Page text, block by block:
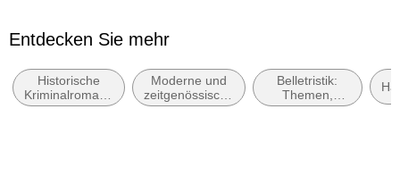
Autor/Autorin
Verlag/Hersteller
Rowohlt Taschenbuch Verlag
Entdecken Sie mehr
Historische
Kriminalromane
und Mystery
Moderne und
zeitgenössische
Belletristik:
Belletristik:
Themen,
Stoffe, Motive: